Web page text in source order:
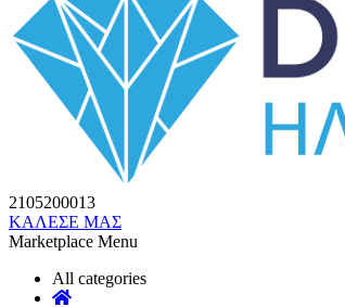
2105200013
ΚΑΛΕΣΕ ΜΑΣ
Marketplace Menu
All categories